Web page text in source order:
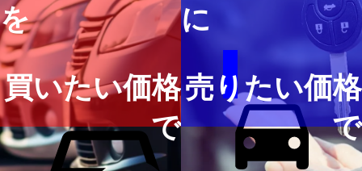
を
買いたい価格
で
に
売りたい価格
で